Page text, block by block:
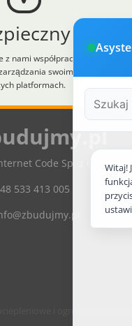
sklep
z nami współpracę, otrzymuje
swoim sklepem na
platformach.
Witaj!
Code Sp. z o.o., ul.
533 413 005